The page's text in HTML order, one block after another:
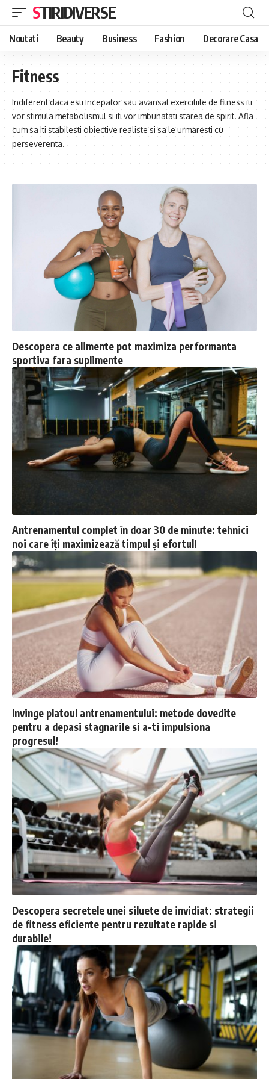
STIRIDIVERSE
Noutati Beauty Business Fashion Decorare Casa
Fitness
Indiferent daca esti incepator sau avansat exercitiile de fitness iti
vor stimula metabolismul si iti vor imbunatati starea de spirit. Afla
cum sa iti stabilesti obiective realiste si sa le urmaresti cu
perseverenta.
Descopera ce alimente pot maximiza performanta
sportiva fara suplimente
Antrenamentul complet în doar 30 de minute: tehnici
noi care îți maximizează timpul și efortul!
Invinge platoul antrenamentului: metode dovedite
pentru a depasi stagnarile si a-ti impulsiona
progresul!
Descopera secretele unei siluete de invidiat: strategii
de fitness eficiente pentru rezultate rapide si
durabile!